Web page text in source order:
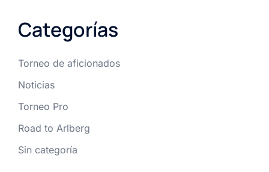
Categorías
Torneo de aficionados
Noticias
Torneo Pro
Road to Arlberg
Sin categoría